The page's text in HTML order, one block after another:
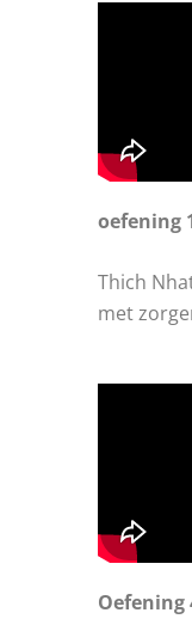
oefening
Thich
met